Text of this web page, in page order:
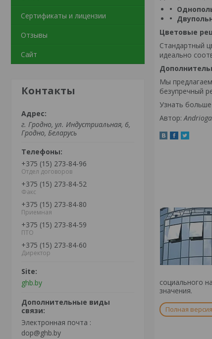
Сертификаты и лицензии
Отзывы
Сайт
Контакты
г. Гродно, ул. Индустриальная, 6,
Гродно, Беларусь
+375 (15) 273-84-96
Отдел договоров
+375 (15) 273-84-52
Факс
+375 (15) 273-84-80
Приемная
+375 (15) 273-84-59
ПТО
+375 (15) 273-84-60
Директор
ghb.by
Электронная почта
dop@ghb.by
Цветовые
Стандартный
идеально
Мы
безупречный
Узнать
Автор:
социального
значения.
Полная